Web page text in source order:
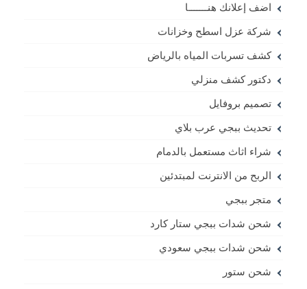
اضف إعلانك هنـــــــا
شركة عزل اسطح وخزانات
كشف تسربات المياه بالرياض
دكتور كشف منزلي
تصميم بروفايل
تحديث ببجي عرب بلاي
شراء اثاث مستعمل بالدمام
الربح من الانترنت لمبتدئين
متجر ببجي
شحن شدات ببجي ستار كارد
شحن شدات ببجي سعودي
شحن ستور